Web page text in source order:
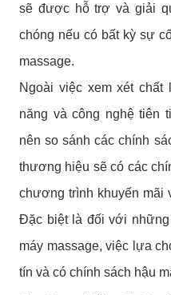
sẽ được hỗ trợ và giải
chóng nếu có bất kỳ sự
massage.
Ngoài việc xem xét
năng và công nghệ tiên
nên so sánh các chính
thương hiệu sẽ có các
chương trình khuyến mãi
Đặc biệt là đối với
máy massage, việc lựa
tín và có chính sách hậu